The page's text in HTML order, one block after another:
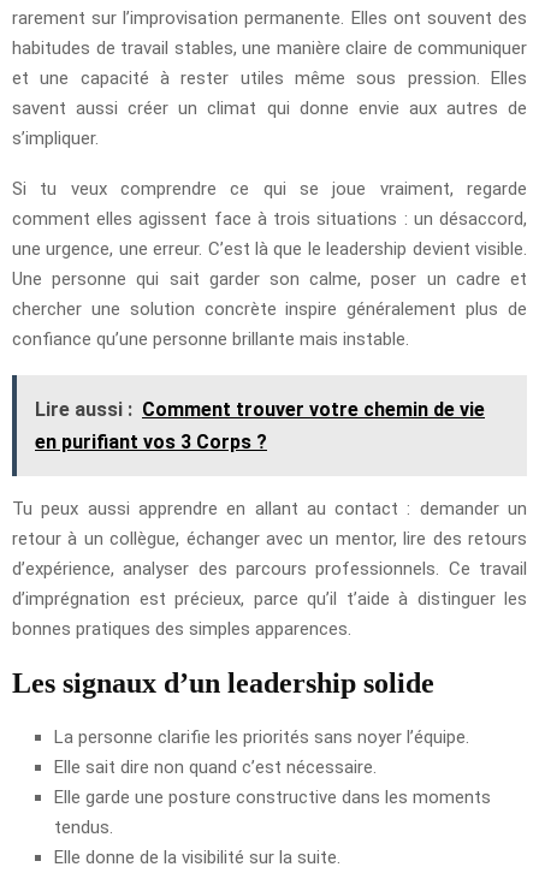
rarement sur l’improvisation permanente. Elles ont souvent des
habitudes de travail stables, une manière claire de communiquer
et une capacité à rester utiles même sous pression. Elles
savent aussi créer un climat qui donne envie aux autres de
s’impliquer.
Si tu veux comprendre ce qui se joue vraiment, regarde
comment elles agissent face à trois situations : un désaccord,
une urgence, une erreur. C’est là que le leadership devient visible.
Une personne qui sait garder son calme, poser un cadre et
chercher une solution concrète inspire généralement plus de
confiance qu’une personne brillante mais instable.
Lire aussi : Comment trouver votre chemin de vie
en purifiant vos 3 Corps ?
Tu peux aussi apprendre en allant au contact : demander un
retour à un collègue, échanger avec un mentor, lire des retours
d’expérience, analyser des parcours professionnels. Ce travail
d’imprégnation est précieux, parce qu’il t’aide à distinguer les
bonnes pratiques des simples apparences.
Les signaux d’un leadership solide
La personne clarifie les priorités sans noyer l’équipe.
Elle sait dire non quand c’est nécessaire.
Elle garde une posture constructive dans les moments
tendus.
Elle donne de la visibilité sur la suite.